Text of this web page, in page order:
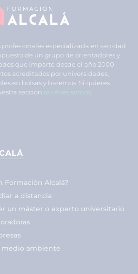
especializada en sanidad
de un grupo de orientadores y
que imparte desde el año 2000
acreditados por universidades,
en bolsas y baremos. Si quieres
sección quiénes somos.
Formación Alcalá?
a distancia
un máster o experto universitario
medio ambiente